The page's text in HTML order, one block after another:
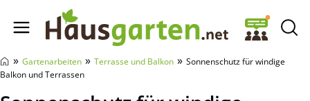
Hausgarten.net
» Gartenarbeiten » Terrasse und Balkon » Sonnenschutz für windige
Balkon und Terrassen